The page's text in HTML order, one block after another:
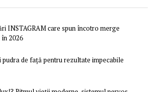
INSTAGRAM care spun încotro merge
2026
pudra de față pentru rezultate impecabile